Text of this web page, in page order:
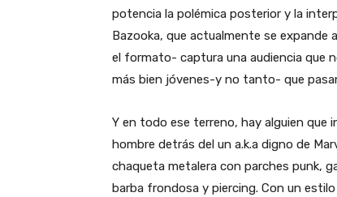
potencia la polémica posterior y la
Bazooka, que actualmente se
el formato- captura una audiencia que
más bien jóvenes-y no tanto- que
Y en todo ese terreno, hay alguien que
hombre detrás del un a.k.a digno de
chaqueta metalera con parches punk,
barba frondosa y piercing. Con un